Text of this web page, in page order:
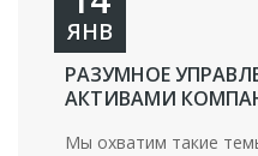
РАЗУМНОЕ
АКТИВАМИ
ЯНВ
Мы охватим такие